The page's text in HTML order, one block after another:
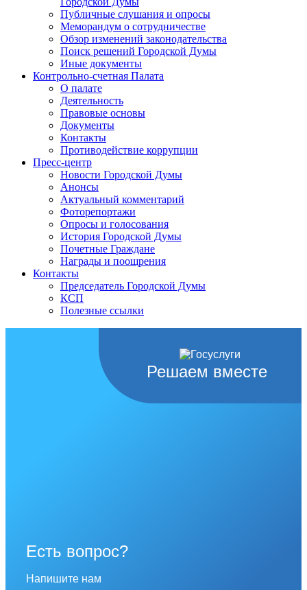
Публичные слушания и опросы
Меморандум о сотрудничестве
Обзор изменений законодательства
Поиск решений Городской Думы
Иные документы
Контрольно-счетная Палата
О палате
Деятельность
Правовые основы
Документы
Контакты
Противодействие коррупции
Пресс-центр
Новости Городской Думы
Анонсы
Актуальный комментарий
Фоторепортажи
Опросы и голосования
История Городской Думы
Почетные Граждане
Награды и поощрения
Контакты
Председатель Городской Думы
КСП
Полезные ссылки
Решаем вместе
Есть вопрос?
Напишите нам